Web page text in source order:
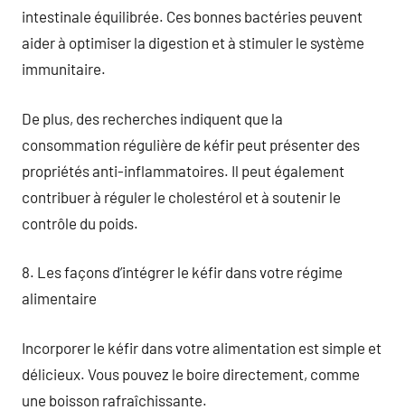
intestinale équilibrée. Ces bonnes bactéries peuvent
aider à optimiser la digestion et à stimuler le système
immunitaire.
De plus, des recherches indiquent que la
consommation régulière de kéfir peut présenter des
propriétés anti-inflammatoires. Il peut également
contribuer à réguler le cholestérol et à soutenir le
contrôle du poids.
8. Les façons d’intégrer le kéfir dans votre régime
alimentaire
Incorporer le kéfir dans votre alimentation est simple et
délicieux. Vous pouvez le boire directement, comme
une boisson rafraîchissante.